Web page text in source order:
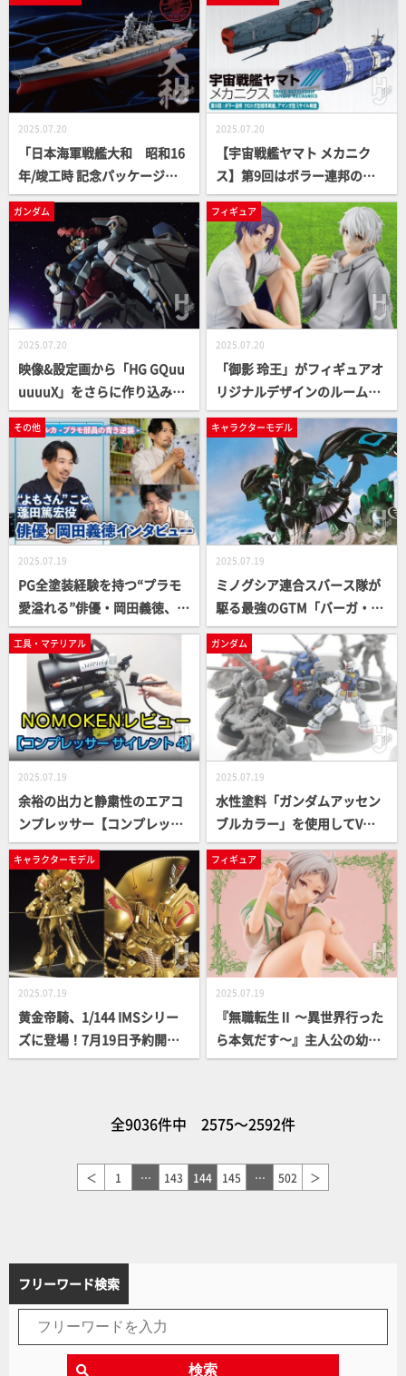
作例はカラーチェンジ&改造
を行い、鹵獲機のイメージで
製作
ニャンコ化！るかっぷは緑
谷、爆豪、轟の3人が再販決
定！
2025.07.20
「日本海軍戦艦大和 昭和16
年/竣工時 記念パッケージ」
を製作！完成度の高いスナッ
プフィットキットの素材を生
かして仕上げる！
2025.07.20
【宇宙戦艦ヤマト メカニク
ス】第9回はボラー連邦の戦
艦2隻「クロトガ型標準戦
艦」と「アマンガ型ミサイル
戦艦」！ ボラー連邦の謎多き
戦力に迫る！『ヤマトよ永遠
に REBEL3199』
ガンダム
2025.07.20
映像&設定画から「HG GQuu
uuuuX」をさらに作り込み！
読み取れる細部のディテール
を1/144の限界まで再現！
フィギュア
2025.07.20
「御影 玲王」がフィギュアオ
リジナルデザインのルームウ
ェアを身に纏い「G.E.M. ての
ひら」シリーズに初登場！彩
色を一新した「凪 誠士郎」も
必見【ブルーロック】
その他
2025.07.19
PG全塗装経験を持つ“プラモ
愛溢れる”俳優・岡田義徳、
『量産型ルカ』に“プラモデル
部顧問”として挑む──その意
気込みと見どころを独占イン
タビュー！【量産型ルカ -プ
ラモ部員の青き逆襲-】
キャラクターモデル
2025.07.19
ミノグシア連合スバース隊が
駆る最強のGTM「バーガ・ハ
リBSコブラ」をプロモデラ
ー・桜井信之がクリアー＆パ
ール塗装で彩る【ファイブス
ター物語】
工具・マテリアル
2025.07.19
余裕の出力と静粛性のエアコ
ンプレッサー【コンプレッサ
ー サイレント4】の使い方
教えます。ノモケンが気にな
る最新道具、工具をレビュ
ー！
ガンダム
2025.07.19
水性塗料「ガンダムアッセン
ブルカラー」を使用してV作
戦の3体を筆塗り製作！ミニ
チュアサイズのガンプラ「ガ
ンダムアッセンブル」が発売
中！ 【ガンダムアッセンブル
／ガンダムカードゲーム】
キャラクターモデル
2025.07.19
黄金帝騎、1/144 IMSシリー
ズに登場！7月19日予約開始
の「ザ・ナイト・オブ・ゴー
ご紹介【ファイブスター物
フィギュア
2025.07.19
『無職転生Ⅱ 〜異世界行った
ら本気だす〜』主人公の幼馴
染「シルフィエット」がMelt
「あの髪型」に変更可能
全9036件中 2575～2592件
＜ 1 … 143 144 145 … 502 ＞
フリーワード検索
検索